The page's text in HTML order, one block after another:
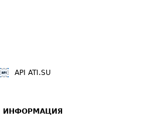
API ATI.SU
ИНФОРМАЦИЯ